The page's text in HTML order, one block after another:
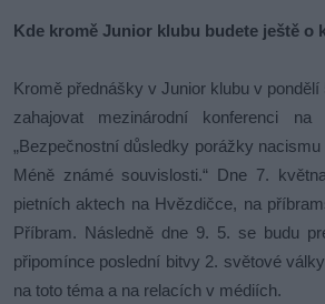
Kde kromě Junior klubu budete ještě o
Kromě přednášky v Junior klubu v
zahajovat mezinárodní konferenci
„Bezpečnostní důsledky porážky
Méně známé souvislosti.“ Dne 7.
pietních aktech na Hvězdičce, na
Příbram. Následně dne 9. 5. se budu
připomínce poslední bitvy 2. světové
na toto téma a na relacích v médiích.